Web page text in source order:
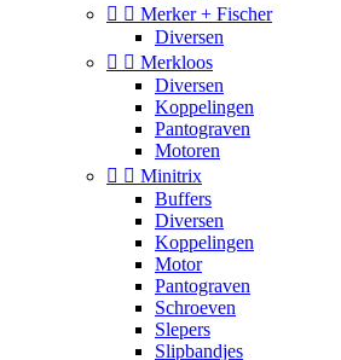
  Merker + Fischer
Diversen
  Merkloos
Diversen
Koppelingen
Pantograven
Motoren
  Minitrix
Buffers
Diversen
Koppelingen
Motor
Pantograven
Schroeven
Slepers
Slipbandjes